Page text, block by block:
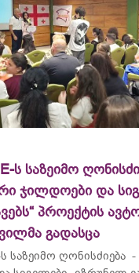
ს საზეიმო
ჯილდოები და
პროექტის
გადასცა
საზეიმო ღონისძიება